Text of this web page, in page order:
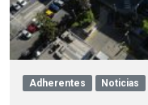
Adherentes Noticias